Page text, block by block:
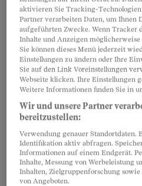
debattiert.
Partnerinhalte
aktivieren Sie Tracking-
Partner verarbeiten Daten, um Ihnen
aufgeführten Zwecke. Wenn Tracker
Inhalte und Anzeigen
Sie können dieses Menü jederzeit
Einstellungen zu ändern oder Ihre
Sie auf den Link Voreinstellungen
Webseite klicken. Ihre Einstellungen
Weitere Informationen finden Sie in
Wir und unsere Partner
bereitzustellen:
Verwendung genauer Standortdaten.
Identifikation aktiv abfragen.
Informationen auf einem Endgerät.
Inhalte, Messung von Werbeleistung
Inhalten, Zielgruppenforschung
von Angeboten.